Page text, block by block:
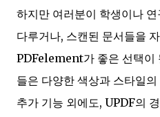
하지만 여러분이 학생이나
다루거나, 스캔된 문서들을
PDFelement가 좋은 선택이
들은 다양한 색상과 스타일
추가 기능 외에도, UPDF의